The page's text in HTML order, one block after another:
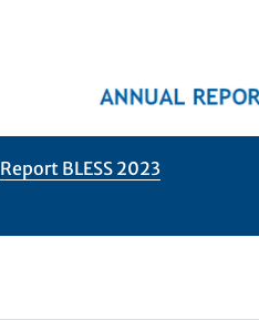
Report BLESS 2023